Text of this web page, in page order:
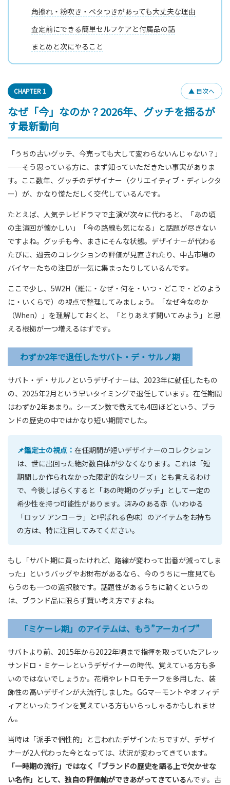
角擦れ・粉吹き・ベタつきがあっても大丈夫な理由
査定前にできる簡単セルフケアと付属品の話
まとめと次にやること
CHAPTER 1 ▲ 目次へ
なぜ「今」なのか？2026年、グッチを揺るが
す最新動向
「うちの古いグッチ、今売っても大して変わらないんじゃない？」
——そう思っている方に、まず知っていただきたい事実がありま
す。ここ数年、グッチのデザイナー（クリエイティブ・ディレクタ
ー）が、かなり慌ただしく交代しているんです。
たとえば、人気テレビドラマで主演が次々に代わると、「あの頃
の主演回が懐かしい」「今の路線も気になる」と話題が尽きない
ですよね。グッチも今、まさにそんな状態。デザイナーが代わる
たびに、過去のコレクションの評価が見直されたり、中古市場の
バイヤーたちの注目が一気に集まったりしているんです。
ここで少し、5W2H（誰に・なぜ・何を・いつ・どこで・どのよう
に・いくらで）の視点で整理してみましょう。「なぜ今なのか
（When）」を理解しておくと、「とりあえず聞いてみよう」と思
える根拠が一つ増えるはずです。
わずか2年で退任したサバト・デ・サルノ期
サバト・デ・サルノというデザイナーは、2023年に就任したもの
の、2025年2月という早いタイミングで退任しています。在任期間
はわずか2年あまり。シーズン数で数えても4回ほどという、ブラ
ンドの歴史の中ではかなり短い期間でした。
📌鑑定士の視点： 在任期間が短いデザイナーのコレクション
は、世に出回った絶対数自体が少なくなります。これは「短
期間しか作られなかった限定的なシリーズ」とも言えるわけ
で、今後しばらくすると「あの時期のグッチ」として一定の
希少性を持つ可能性があります。深みのある赤（いわゆる
「ロッソ アンコーラ」と呼ばれる色味）のアイテムをお持ち
の方は、特に注目してみてください。
もし「サバト期に買ったけれど、路線が変わって出番が減ってしま
った」というバッグやお財布があるなら、今のうちに一度見ても
らうのも一つの選択肢です。話題性があるうちに動くというの
は、ブランド品に限らず賢い考え方ですよね。
「ミケーレ期」のアイテムは、もう”アーカイブ”
サバトより前、2015年から2022年頃まで指揮を取っていたアレッ
サンドロ・ミケーレというデザイナーの時代、覚えている方も多
いのではないでしょうか。花柄やレトロモチーフを多用した、装
飾性の高いデザインが大流行しました。GGマーモントやオフィデ
ィアといったラインを覚えている方もいらっしゃるかもしれませ
ん。
当時は「派手で個性的」と言われたデザインたちですが、デザイ
ナーが2人代わった今となっては、状況が変わってきています。
「一時期の流行」ではなく「ブランドの歴史を語る上で欠かせな
い名作」として、独自の評価軸ができあがってきているんです。古